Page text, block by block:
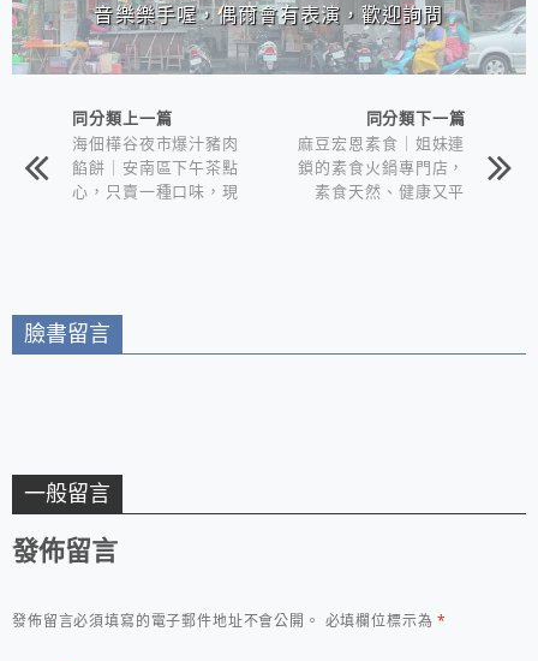
音樂樂手喔，偶爾會有表演，歡迎詢問
哦！
同分類上一篇
海佃樺谷夜市爆汁豬肉
餡餅｜安南區下午茶點
心，只賣一種口味，現
同分類下一篇
麻豆宏恩素食｜姐妹連
鎖的素食火鍋專門店，
素食天然、健康又平
臉書留言
一般留言
發佈留言
發佈留言必須填寫的電子郵件地址不會公開。 必填欄位標示為*